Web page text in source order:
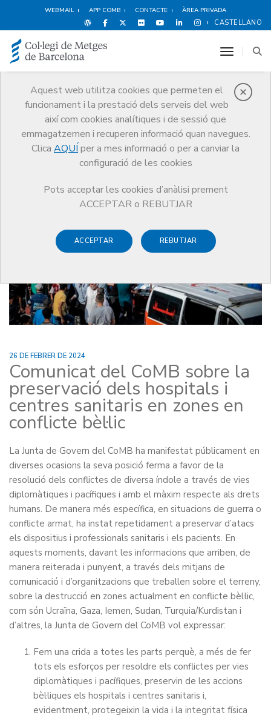
WEBMAIL APP COMB CONTACTE ÀREA PRIVADA
CASTELLANO
Aquest web utilitza cookies que permeten el
funcionament i la prestació dels serveis del web
així com cookies analítiques i de sessió que
emmagatzemen i recuperen informació quan navegues.
Clica AQUÍ per a mes informació o per a canviar la
configuració de les cookies
Pots acceptar les cookies d’anàlisi prement
ACCEPTAR o REBUTJAR
ACCEPTAR REBUTJAR
toggle
Notícies
Comunicació
Notícies
Comunicat del CoMB sobre la preservació dels hospitals i centres
sanitaris en zones en conflicte bèl·lic
26 DE FEBRER DE 2024
Comunicat del CoMB sobre la
preservació dels hospitals i
centres sanitaris en zones en
conflicte bèl·lic
La Junta de Govern del CoMB ha manifestat públicament en
diverses ocasions la seva posició ferma a favor de la
resolució dels conflictes de diversa índole a través de vies
diplomàtiques i pacífiques i amb el màxim respecte als drets
humans. De manera més específica, en situacions de guerra o
conflicte armat, ha instat repetidament a preservar d’atacs
els dispositius i professionals sanitaris i els pacients. En
aquests moments, davant les informacions que arriben, de
manera reiterada i punyent, a través dels mitjans de
comunicació i d’organitzacions que treballen sobre el terreny,
sobre la destrucció en zones actualment en conflicte bèl·lic,
com són Ucraïna, Gaza, Iemen, Sudan, Turquia/Kurdistan i
d’altres, la Junta de Govern del CoMB vol expressar:
Fem una crida a totes les parts perquè, a més de fer
tots els esforços per resoldre els conflictes per vies
diplomàtiques i pacífiques, preservin de les accions
bèl·liques els hospitals i centres sanitaris i,
evidentment, protegeixin la vida i la integritat física